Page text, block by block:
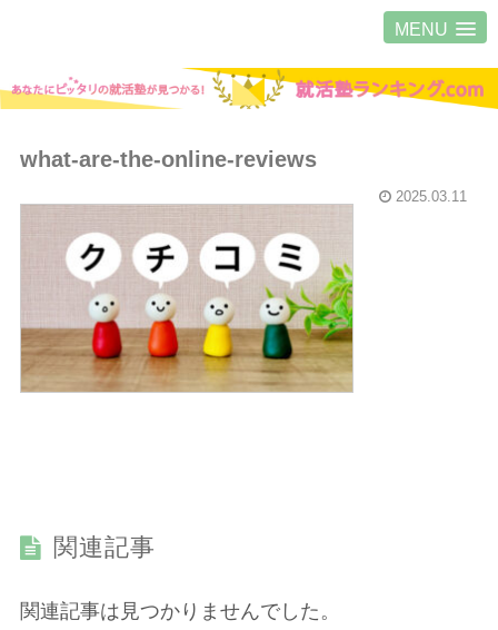
MENU
what-are-the-online-reviews
2025.03.11
関連記事
関連記事は見つかりませんでした。